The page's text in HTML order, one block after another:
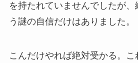
を持たれていませんでしたが
う謎の自信だけはありました。
こんだけやれば絶対受かる。